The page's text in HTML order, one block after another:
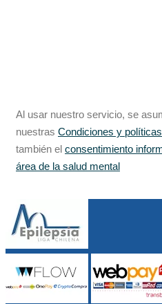
Al usar nuestro servicio, se
nuestras Condiciones y
también el consentimiento
área de la salud mental